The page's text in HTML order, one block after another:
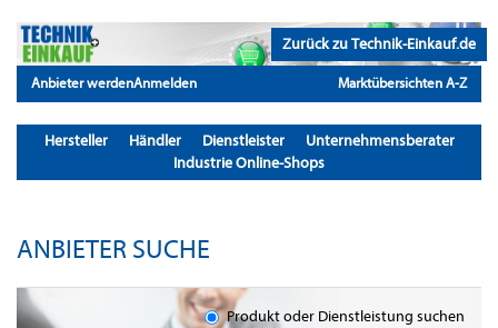
Zurück zu Technik-Einkauf.de
Anbieter werdenAnmelden Marktübersichten A-Z
Hersteller Händler Dienstleister
Unternehmensberater
Industrie Online-Shops
ANBIETER SUCHE
Produkt oder Dienstleistung suchen